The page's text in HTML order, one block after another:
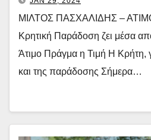
ΜΙΛΤΟΣ ΠΑΣΧΑΛΙΔΗΣ –
Κρητική Παράδοση ζει μέσα
Άτιμο Πράγμα η Τιμή Η
και της παράδοσης Σήμερα…